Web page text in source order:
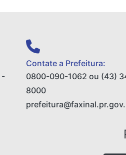
-
Contate a Prefeitura:
0800-090-1062 ou (43)
8000